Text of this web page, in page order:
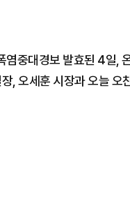
염중대경보 발효된 4일,
, 오세훈 시장과 오늘 오